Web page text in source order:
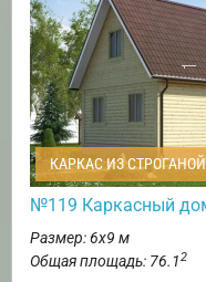
КАРКАС ИЗ
№119 Каркасный
Размер: 6х9 м
Общая площадь: 76.12